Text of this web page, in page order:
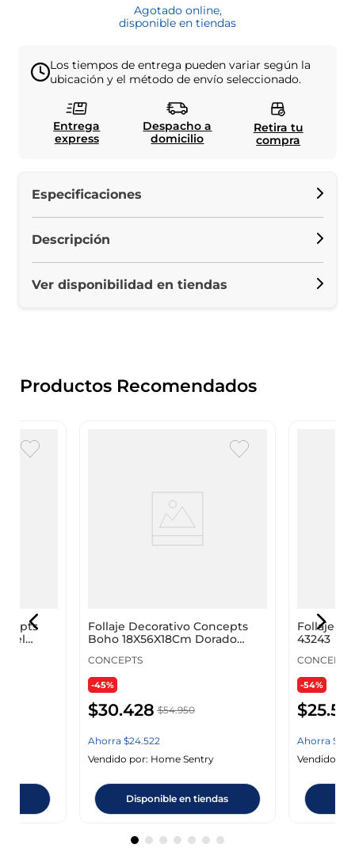
Agotado online,
disponible en tiendas
Los tiempos de entrega pueden variar según la
ubicación y el método de envío seleccionado.
Entrega
express
Despacho a
domicilio
Retira tu
compra
Especificaciones
Descripción
Ver disponibilidad en tiendas
Productos Recomendados
Follaje Decorativo Concepts
Boho 18X56X18Cm Dorado
CONCEPTS
-45%
$30.428 $54.950
Ahorra $24.522
Vendido por: Home Sentry
Disponible en tiendas
Follaje
43243
CONCEPTS
-54%
$25.
Ahorra$
Vendido